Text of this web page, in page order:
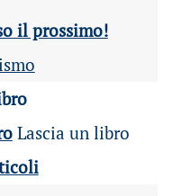
il prossimo!
Lascia un libro